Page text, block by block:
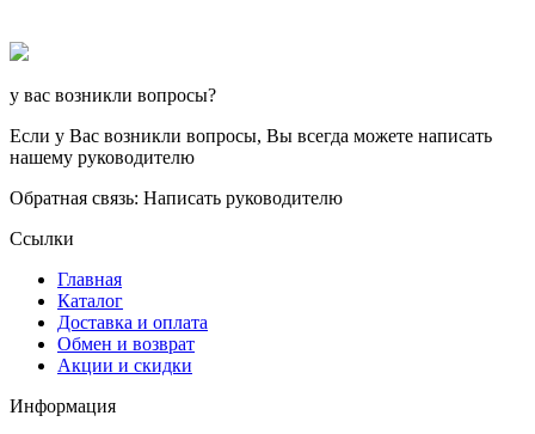
у вас возникли вопросы?
Если у Вас возникли вопросы, Вы всегда можете написать
нашему руководителю
Обратная связь: Написать руководителю
Ссылки
Главная
Каталог
Доставка и оплата
Обмен и возврат
Акции и скидки
Информация